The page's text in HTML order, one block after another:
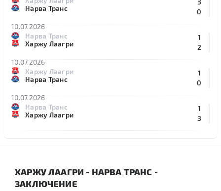
3
0
Нарва Транс
10.07.2026
Нарва Транс
1
2
Харжу Лаагри
10.07.2026
Харжу Лаагри
1
0
Нарва Транс
10.07.2026
Нарва Транс
1
3
Харжу Лаагри
ХАРЖУ ЛААГРИ - НАРВА ТРАНС -
ЗАКЛЮЧЕНИЕ